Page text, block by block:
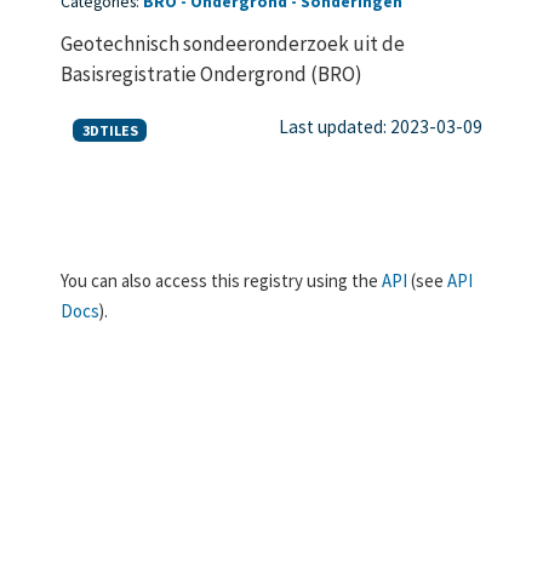
Geotechnisch sondeeronderzoek uit de
Basisregistratie Ondergrond (BRO)
3DTILES Last updated: 2023-03-09
You can also access this registry using the API (see API
Docs).